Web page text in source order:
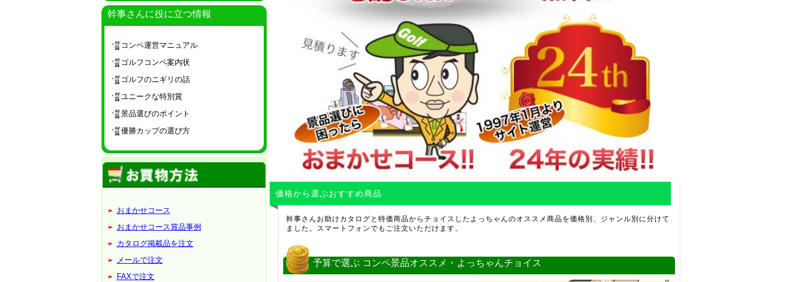
幹事さんに役に立つ情報
コンペ運営マニュアル
ゴルフコンペ案内状
ゴルフのニギリの話
ユニークな特別賞
景品選びのポイント
優勝カップの選び方
おまかせコース
おまかせコース賞品事例
カタログ掲載品を注文
メールで注文
FAXで注文
価格から選ぶおすすめ商品
幹事さんお助けカタログと特価商品からチョイスしたよっちゃんのオススメ商品を価格別、ジャンル別に分けて
ました。スマートフォンでもご注文いただけます。